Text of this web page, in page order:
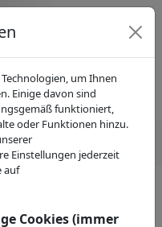
um Ihnen
Einige davon sind
funktioniert,
oder Funktionen hinzu.
Einstellungen jederzeit
auf
Cookies (immer